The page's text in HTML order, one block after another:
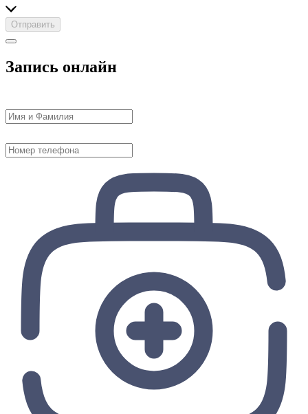
Отправить
Запись онлайн